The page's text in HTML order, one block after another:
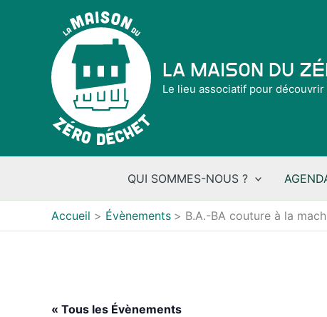
La Maison du
Le lieu associatif pour
QUI SOMMES-NOUS ?
Accueil Évènements B.A.-BA couture à la
« Tous les Évènements